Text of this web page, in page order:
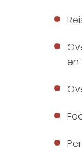
en